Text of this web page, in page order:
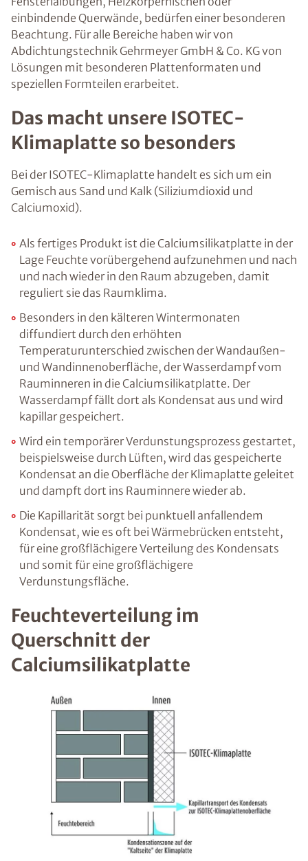
einbindende Querwände, bedürfen einer besonderen
Beachtung. Für alle Bereiche haben wir von
Abdichtungstechnik Gehrmeyer GmbH & Co. KG von
Lösungen mit besonderen Plattenformaten und
speziellen Formteilen erarbeitet.
Das macht unsere ISOTEC-
Klimaplatte so besonders
Bei der ISOTEC-Klimaplatte handelt es sich um ein
Gemisch aus Sand und Kalk (Siliziumdioxid und
Calciumoxid).
Als fertiges Produkt ist die Calciumsilikatplatte in der
Lage Feuchte vorübergehend aufzunehmen und nach
und nach wieder in den Raum abzugeben, damit
reguliert sie das Raumklima.
Besonders in den kälteren Wintermonaten
diffundiert durch den erhöhten
Temperaturunterschied zwischen der Wandaußen-
und Wandinnenoberfläche, der Wasserdampf vom
Rauminneren in die Calciumsilikatplatte. Der
Wasserdampf fällt dort als Kondensat aus und wird
kapillar gespeichert.
Wird ein temporärer Verdunstungsprozess gestartet,
beispielsweise durch Lüften, wird das gespeicherte
Kondensat an die Oberfläche der Klimaplatte geleitet
und dampft dort ins Rauminnere wieder ab.
Die Kapillarität sorgt bei punktuell anfallendem
Kondensat, wie es oft bei Wärmebrücken entsteht,
für eine großflächigere Verteilung des Kondensats
und somit für eine großflächigere
Verdunstungsfläche.
Feuchteverteilung im
Querschnitt der
Calciumsilikatplatte